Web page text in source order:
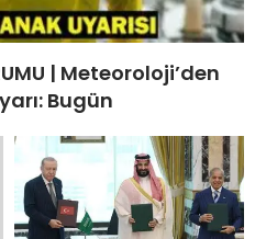
| Meteoroloji’den
Bugün